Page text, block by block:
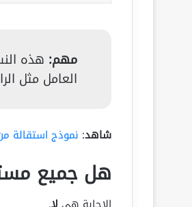
مهم: هذه
العامل مثل
شاهد: نموذج استقالة
هل جميع